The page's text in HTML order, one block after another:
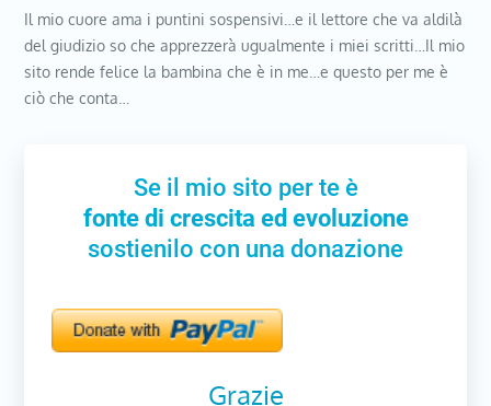
Il mio cuore ama i puntini sospensivi…e il lettore che va aldilà
del giudizio so che apprezzerà ugualmente i miei scritti…Il mio
sito rende felice la bambina che è in me…e questo per me è
ciò che conta…
Se il mio sito per te è
fonte di crescita ed evoluzione
sostienilo con una donazione
Grazie